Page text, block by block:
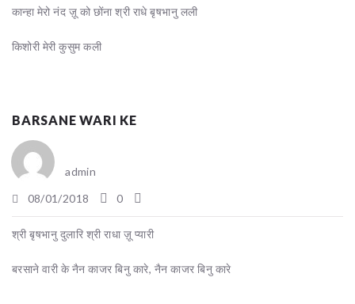
कान्हा मेरो नंद ज़ू को छोंना श्री राधे बृषभानु लली
किशोरी मेरी कुसुम कली
BARSANE WARI KE
admin
08/01/2018
0
श्री बृषभानु दुलारि श्री राधा ज़ू प्यारी
बरसाने वारी के नैन काजर बिनु कारे, नैन काजर बिनु कारे